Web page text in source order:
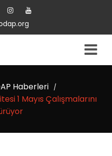
Haberleri /
1 Mayıs Çalışmalarını